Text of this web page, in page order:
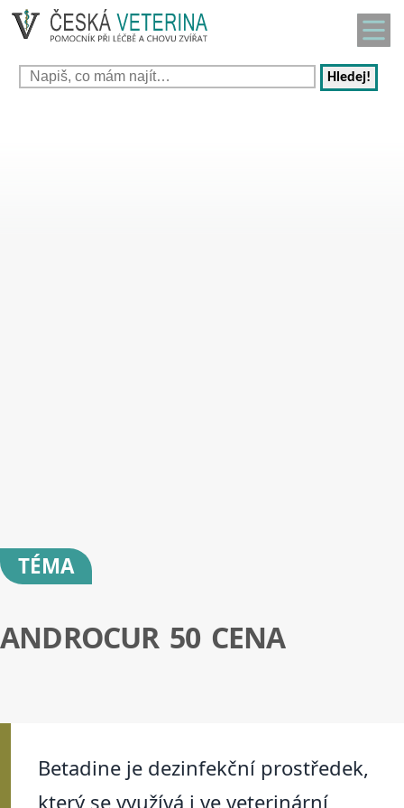
Hledej!
TÉMA
ANDROCUR 50 CENA
Betadine je dezinfekční prostředek,
který se využívá i ve veterinární